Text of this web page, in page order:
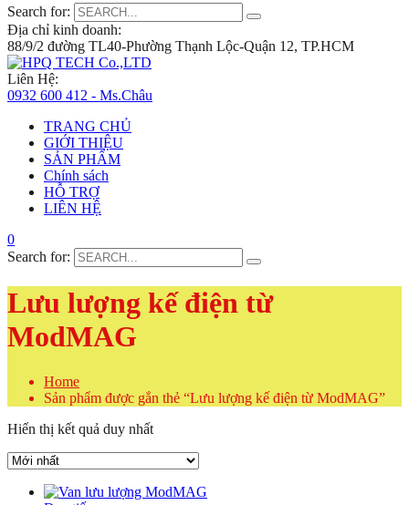
Search for:
Địa chỉ kinh doanh:
88/9/2 đường TL40-Phường Thạnh Lộc-Quận 12, TP.HCM
Liên Hệ:
0932 600 412 - Ms.Châu
TRANG CHỦ
GIỚI THIỆU
SẢN PHẨM
Chính sách
HỖ TRỢ
LIÊN HỆ
0
Search for:
Lưu lượng kế điện từ
ModMAG
Home
Sản phẩm được gắn thẻ “Lưu lượng kế điện từ ModMAG”
Hiển thị kết quả duy nhất